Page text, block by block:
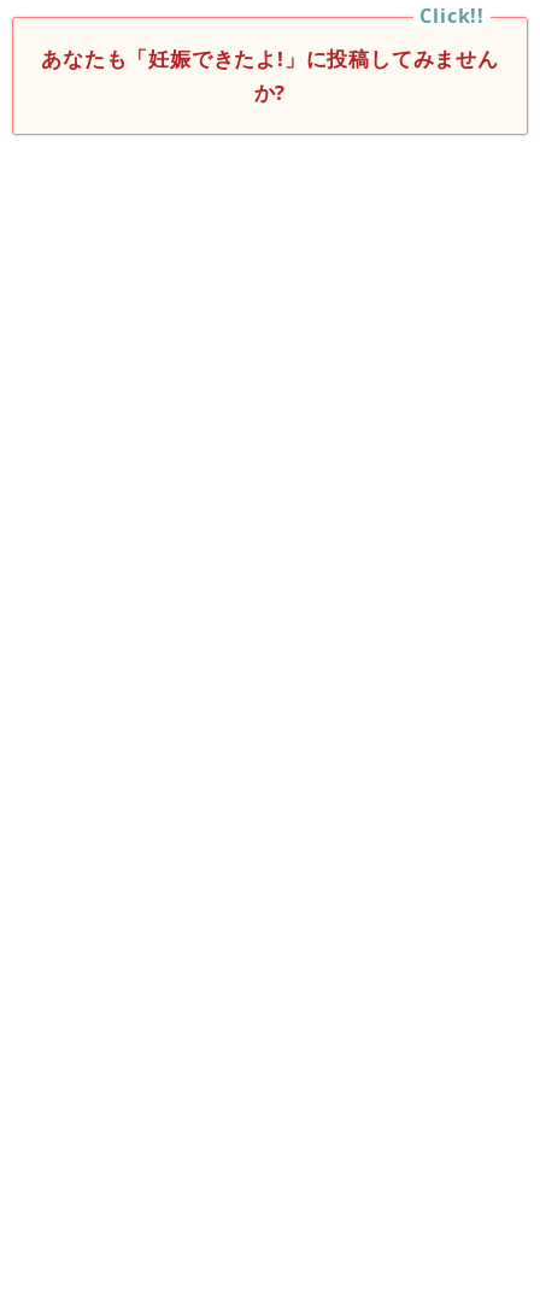
あなたも「妊娠できたよ!」に投稿してみません
か?